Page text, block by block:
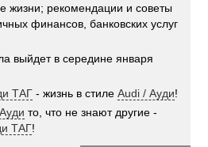
жизни; рекомендации и советы
финансов, банковских услуг
выйдет в середине января
ТАГ - жизнь в стилеAudi / Ауди!
то, что не знают другие -
ТАГ!